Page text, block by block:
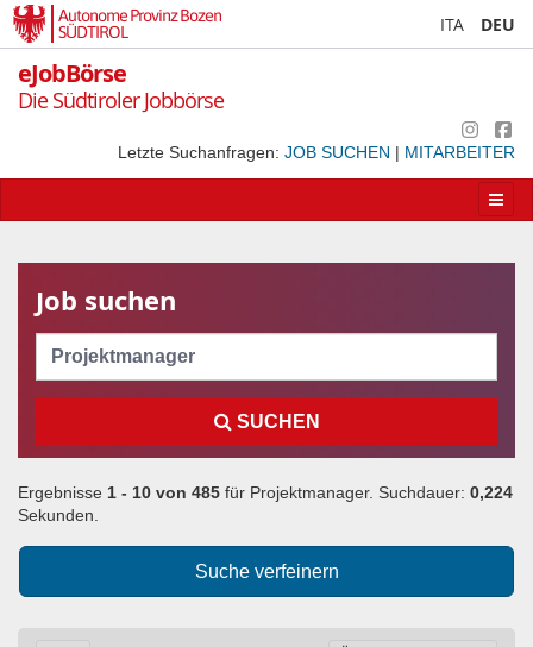
Autonome Provinz Bozen
SÜDTIROL
ITA DEU
eJobBörse
Die Südtiroler Jobbörse
Letzte Suchanfragen: JOB SUCHEN | MITARBEITER
Apri/
la
Job suchen
SUCHEN
Ergebnisse 1 - 10 von 485 für Projektmanager. Suchdauer: 0,224
Sekunden.
Suche verfeinern